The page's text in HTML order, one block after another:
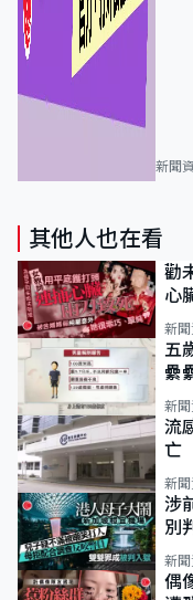
新聞
其他人也在看
勸
心
新
五
纍
類
新
流
亡
新
涉
別
新
偶